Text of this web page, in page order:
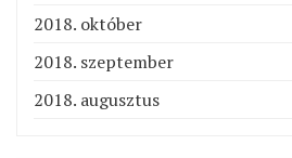
2018. október
2018. szeptember
2018. augusztus